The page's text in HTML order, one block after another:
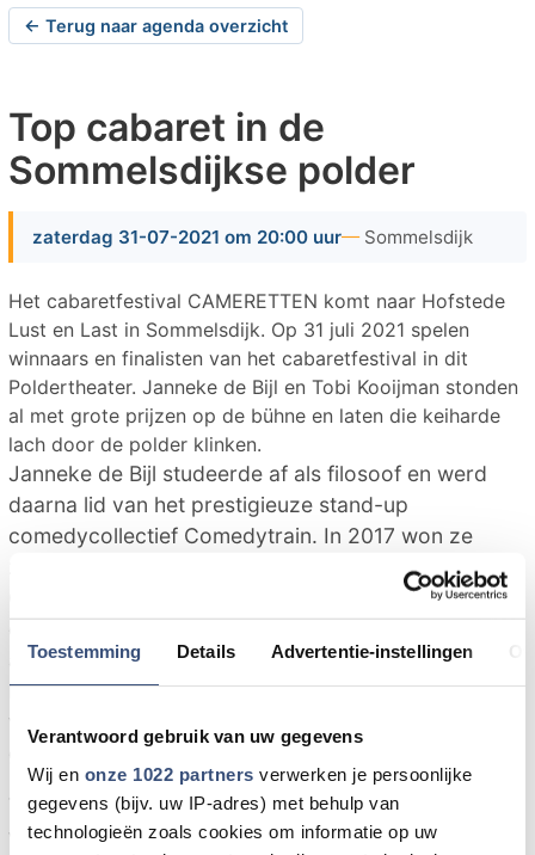
Toestemming Details Advertentie-instellingen
Verantwoord gebruik van uw gegevens
Wij en onze 1022 partners verwerken je persoonlijke
gegevens (bijv. uw IP-adres) met behulp van
technologieën zoals cookies om informatie op uw
← Terug naar agenda overzicht
Top cabaret in de
Sommelsdijkse polder
zaterdag 31-07-2021 om 20:00 uur Sommelsdijk
Het cabaretfestival CAMERETTEN komt naar Hofstede
Lust en Last in Sommelsdijk. Op 31 juli 2021 spelen
winnaars en finalisten van het cabaretfestival in dit
Poldertheater. Janneke de Bijl en Tobi Kooijman stonden
al met grote prijzen op de bühne en laten die keiharde
lach door de polder klinken.
Janneke de Bijl studeerde af als filosoof en werd
daarna lid van het prestigieuze stand-up
comedycollectief Comedytrain. In 2017 won ze
zowel de jury- als de publieksprijs van het
augustus 2019 verscheen haar eerste boek
Pogingen tot Zomer bij Nijgh & van Ditmar, een
verzameling van 573 grijsgallige observaties,
grotendeels gebaseerd op haar blog.
Tobi Kooiman is cabaretier, stand-up comedian,
wiskundige en stoïcijn, en “strooit met een spervuur